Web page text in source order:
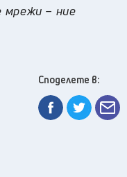
мрежи – ние
Споделете в: